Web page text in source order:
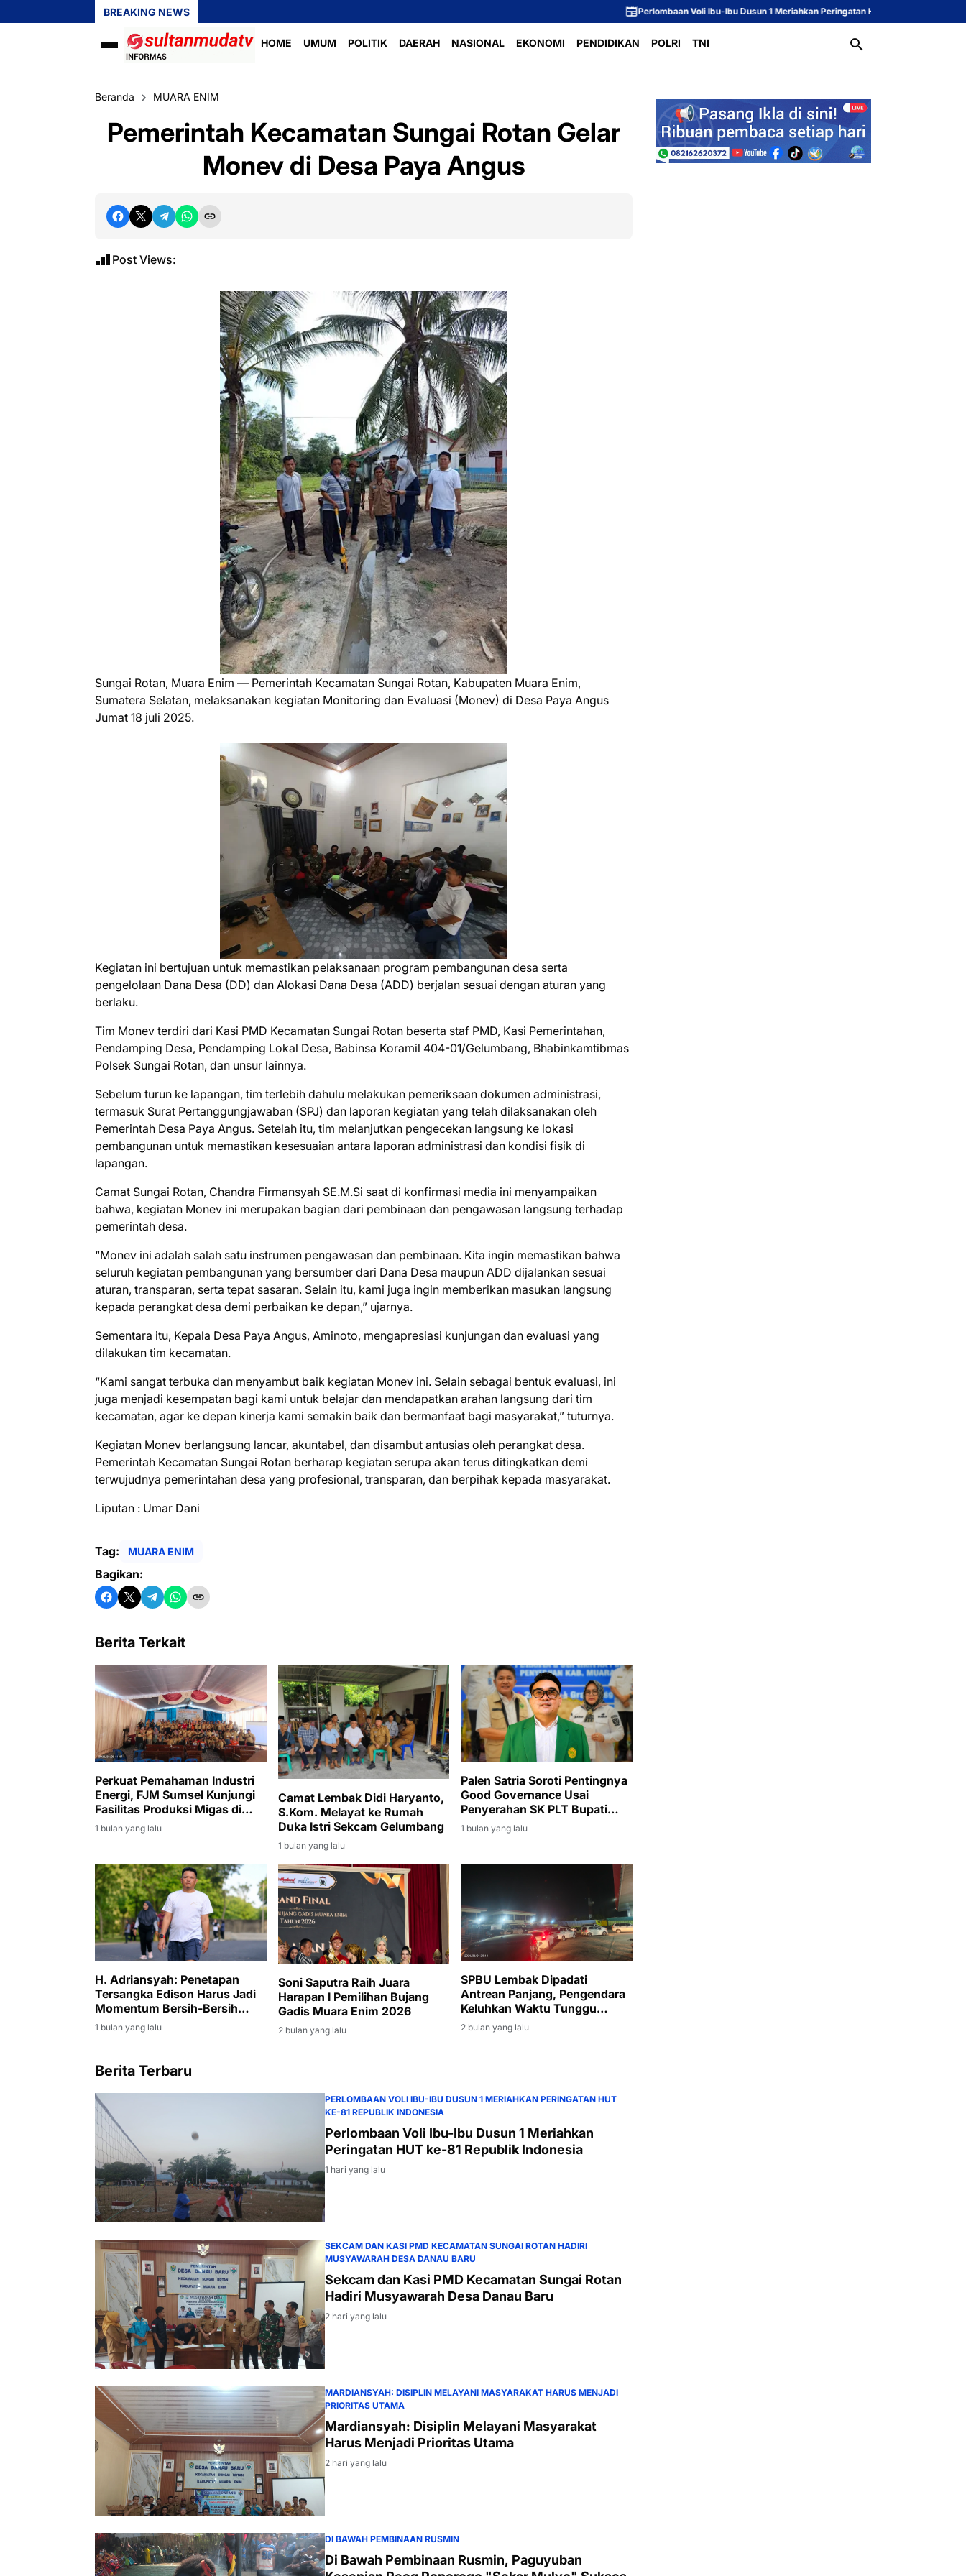
BREAKING NEWS Perlombaan Voli Ibu-Ibu Dusun 1 Meriahkan Peringatan HUT ke-81 Republik Indonesia
HOME UMUM POLITIK DAERAH NASIONAL EKONOMI PENDIDIKAN POLRI TNI
Beranda MUARA ENIM
Pemerintah Kecamatan Sungai Rotan Gelar
Monev di Desa Paya Angus
Post Views:
Sungai Rotan, Muara Enim — Pemerintah Kecamatan Sungai Rotan, Kabupaten Muara Enim,
Sumatera Selatan, melaksanakan kegiatan Monitoring dan Evaluasi (Monev) di Desa Paya Angus
Jumat 18 juli 2025.
Kegiatan ini bertujuan untuk memastikan pelaksanaan program pembangunan desa serta
pengelolaan Dana Desa (DD) dan Alokasi Dana Desa (ADD) berjalan sesuai dengan aturan yang
berlaku.
Tim Monev terdiri dari Kasi PMD Kecamatan Sungai Rotan beserta staf PMD, Kasi Pemerintahan,
Pendamping Desa, Pendamping Lokal Desa, Babinsa Koramil 404-01/Gelumbang, Bhabinkamtibmas
Polsek Sungai Rotan, dan unsur lainnya.
Sebelum turun ke lapangan, tim terlebih dahulu melakukan pemeriksaan dokumen administrasi,
termasuk Surat Pertanggungjawaban (SPJ) dan laporan kegiatan yang telah dilaksanakan oleh
Pemerintah Desa Paya Angus. Setelah itu, tim melanjutkan pengecekan langsung ke lokasi
pembangunan untuk memastikan kesesuaian antara laporan administrasi dan kondisi fisik di
lapangan.
Camat Sungai Rotan, Chandra Firmansyah SE.M.Si saat di konfirmasi media ini menyampaikan
bahwa, kegiatan Monev ini merupakan bagian dari pembinaan dan pengawasan langsung terhadap
pemerintah desa.
“Monev ini adalah salah satu instrumen pengawasan dan pembinaan. Kita ingin memastikan bahwa
seluruh kegiatan pembangunan yang bersumber dari Dana Desa maupun ADD dijalankan sesuai
aturan, transparan, serta tepat sasaran. Selain itu, kami juga ingin memberikan masukan langsung
kepada perangkat desa demi perbaikan ke depan,” ujarnya.
Sementara itu, Kepala Desa Paya Angus, Aminoto, mengapresiasi kunjungan dan evaluasi yang
dilakukan tim kecamatan.
“Kami sangat terbuka dan menyambut baik kegiatan Monev ini. Selain sebagai bentuk evaluasi, ini
juga menjadi kesempatan bagi kami untuk belajar dan mendapatkan arahan langsung dari tim
kecamatan, agar ke depan kinerja kami semakin baik dan bermanfaat bagi masyarakat,” tuturnya.
Kegiatan Monev berlangsung lancar, akuntabel, dan disambut antusias oleh perangkat desa.
Pemerintah Kecamatan Sungai Rotan berharap kegiatan serupa akan terus ditingkatkan demi
terwujudnya pemerintahan desa yang profesional, transparan, dan berpihak kepada masyarakat.
Liputan : Umar Dani
Tag: MUARA ENIM
Bagikan:
Berita Terkait
Perkuat Pemahaman Industri
Energi, FJM Sumsel Kunjungi
Fasilitas Produksi Migas di
Muara Enim
1 bulan yang lalu
Camat Lembak Didi Haryanto,
S.Kom. Melayat ke Rumah
Duka Istri Sekcam Gelumbang
1 bulan yang lalu
Palen Satria Soroti Pentingnya
Good Governance Usai
Penyerahan SK PLT Bupati
Muara Enim kepada Sumarni
1 bulan yang lalu
H. Adriansyah: Penetapan
Tersangka Edison Harus Jadi
Momentum Bersih-Bersih
Korupsi di Muara Enim
1 bulan yang lalu
Soni Saputra Raih Juara
Harapan I Pemilihan Bujang
Gadis Muara Enim 2026
2 bulan yang lalu
SPBU Lembak Dipadati
Antrean Panjang, Pengendara
Keluhkan Waktu Tunggu
Hingga Tiga Jam
2 bulan yang lalu
Berita Terbaru
PERLOMBAAN VOLI IBU-IBU DUSUN 1 MERIAHKAN PERINGATAN HUT
KE-81 REPUBLIK INDONESIA
Perlombaan Voli Ibu-Ibu Dusun 1 Meriahkan
Peringatan HUT ke-81 Republik Indonesia
1 hari yang lalu
SEKCAM DAN KASI PMD KECAMATAN SUNGAI ROTAN HADIRI
MUSYAWARAH DESA DANAU BARU
Sekcam dan Kasi PMD Kecamatan Sungai Rotan
Hadiri Musyawarah Desa Danau Baru
2 hari yang lalu
MARDIANSYAH: DISIPLIN MELAYANI MASYARAKAT HARUS MENJADI
PRIORITAS UTAMA
Mardiansyah: Disiplin Melayani Masyarakat
Harus Menjadi Prioritas Utama
2 hari yang lalu
DI BAWAH PEMBINAAN RUSMIN
Di Bawah Pembinaan Rusmin, Paguyuban